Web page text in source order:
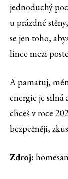
jednoduchý
u prázdné
se jen toho,
lince mezi
A pamatuj,
energie je
chceš v roce
bezpečněji,
Zdroj: